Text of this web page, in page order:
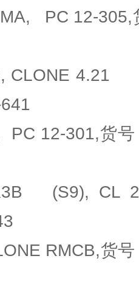
PC 12-305,
CLONE
PC 12-301,货
(S9), CL
RMCB,货